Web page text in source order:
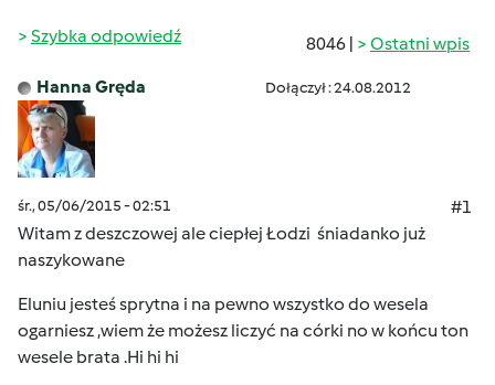
8046 | Ostatni wpis
Szybka odpowiedź
Hanna Gręda Dołączył : 24.08.2012
śr., 05/06/2015 - 02:51
#1
Witam z deszczowej ale ciepłej Łodzi śniadanko już
naszykowane
Eluniu jesteś sprytna i na pewno wszystko do wesela
ogarniesz ,wiem że możesz liczyć na córki no w końcu ton
wesele brata .Hi hi hi